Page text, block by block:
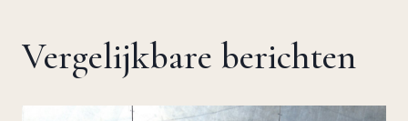
Vergelijkbare berichten